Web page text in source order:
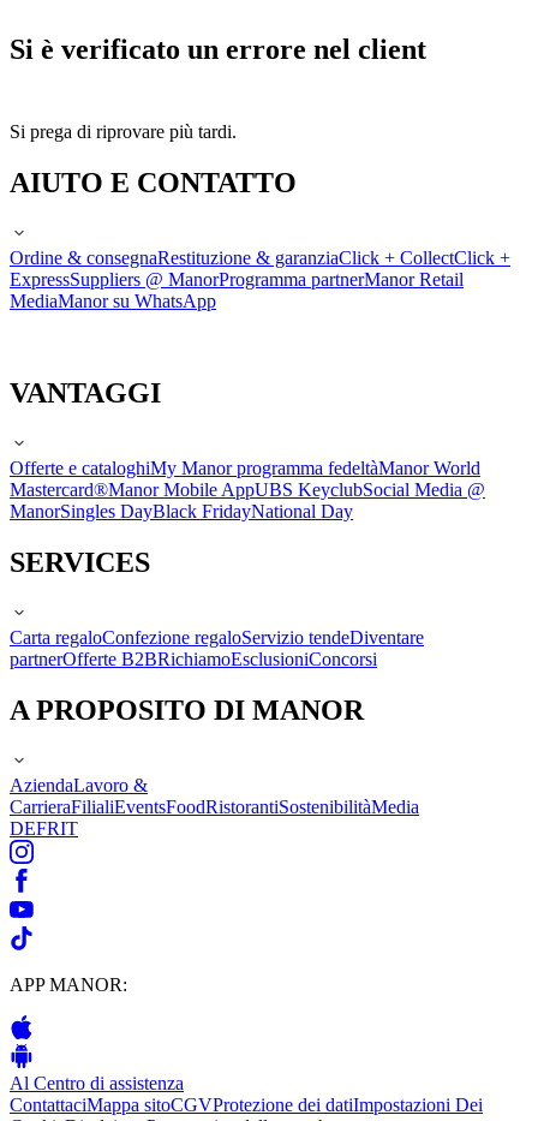
Si è verificato un errore nel client
Si prega di riprovare più tardi.
AIUTO E CONTATTO
Ordine & consegnaRestituzione & garanziaClick + CollectClick +
ExpressSuppliers @ ManorProgramma partnerManor Retail
MediaManor su WhatsApp
VANTAGGI
Offerte e cataloghiMy Manor programma fedeltàManor World
Mastercard®Manor Mobile AppUBS KeyclubSocial Media @
ManorSingles DayBlack FridayNational Day
SERVICES
Carta regaloConfezione regaloServizio tendeDiventare
partnerOfferte B2BRichiamoEsclusioniConcorsi
A PROPOSITO DI MANOR
AziendaLavoro &
CarrieraFilialiEventsFoodRistorantiSostenibilitàMedia
DEFRIT
APP MANOR:
Al Centro di assistenza
ContattaciMappa sitoCGVProtezione dei datiImpostazioni Dei